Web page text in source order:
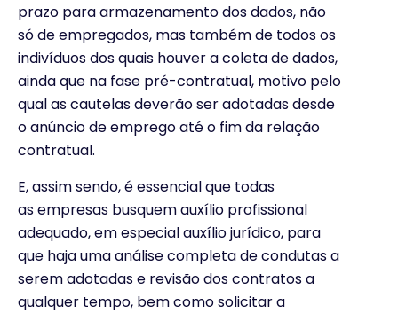
prazo para armazenamento dos dados, não
só de empregados, mas também de todos os
indivíduos dos quais houver a coleta de dados,
ainda que na fase pré-contratual, motivo pelo
qual as cautelas deverão ser adotadas desde
o anúncio de emprego até o fim da relação
contratual.
E, assim sendo, é essencial que todas
as empresas busquem auxílio profissional
adequado, em especial auxílio jurídico, para
que haja uma análise completa de condutas a
serem adotadas e revisão dos contratos a
qualquer tempo, bem como solicitar a